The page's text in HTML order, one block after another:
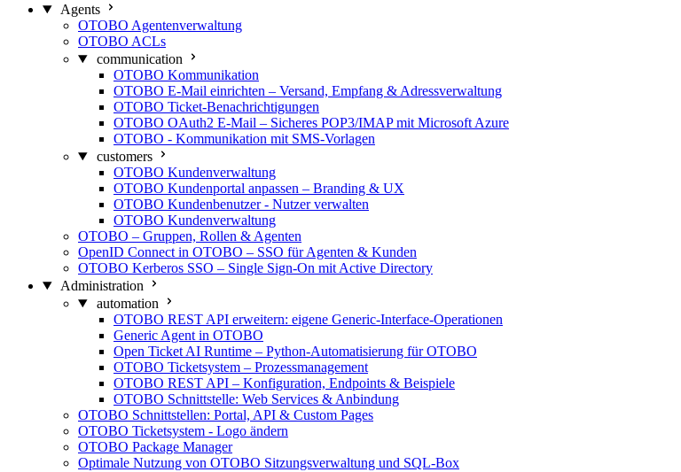
Agents
OTOBO Agentenverwaltung
OTOBO ACLs
communication
OTOBO Kommunikation
OTOBO E-Mail einrichten – Versand, Empfang & Adressverwaltung
OTOBO Ticket-Benachrichtigungen
OTOBO OAuth2 E-Mail – Sicheres POP3/IMAP mit Microsoft Azure
OTOBO - Kommunikation mit SMS-Vorlagen
customers
OTOBO Kundenverwaltung
OTOBO Kundenportal anpassen – Branding & UX
OTOBO Kundenbenutzer - Nutzer verwalten
OTOBO Kundenverwaltung
OTOBO – Gruppen, Rollen & Agenten
OpenID Connect in OTOBO – SSO für Agenten & Kunden
OTOBO Kerberos SSO – Single Sign-On mit Active Directory
Administration
automation
OTOBO REST API erweitern: eigene Generic-Interface-Operationen
Generic Agent in OTOBO
Open Ticket AI Runtime – Python-Automatisierung für OTOBO
OTOBO Ticketsystem – Prozessmanagement
OTOBO REST API – Konfiguration, Endpoints & Beispiele
OTOBO Schnittstelle: Web Services & Anbindung
OTOBO Schnittstellen: Portal, API & Custom Pages
OTOBO Ticketsystem - Logo ändern
OTOBO Package Manager
Optimale Nutzung von OTOBO Sitzungsverwaltung und SQL-Box